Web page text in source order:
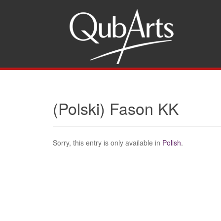
(Polski) Fason KK
Sorry, this entry is only available in Polish.